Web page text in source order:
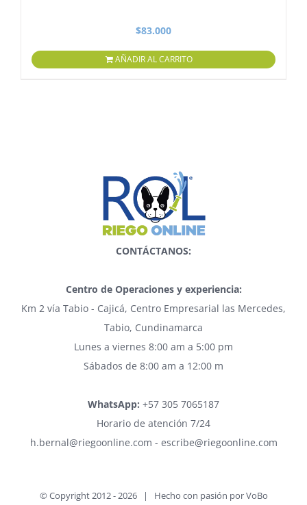
$83.000
AÑADIR AL CARRITO
CONTÁCTANOS:
Centro de Operaciones y experiencia:
Km 2 vía Tabio - Cajicá, Centro Empresarial las Mercedes,
Tabio, Cundinamarca
Lunes a viernes 8:00 am a 5:00 pm
Sábados de 8:00 am a 12:00 m
WhatsApp: +57 305 7065187
Horario de atención 7/24
h.bernal@riegoonline.com - escribe@riegoonline.com
© Copyright 2012 -2026 | Hecho con pasión porVoBo